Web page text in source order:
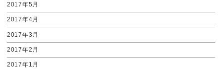
2017年5月
2017年4月
2017年3月
2017年2月
2017年1月